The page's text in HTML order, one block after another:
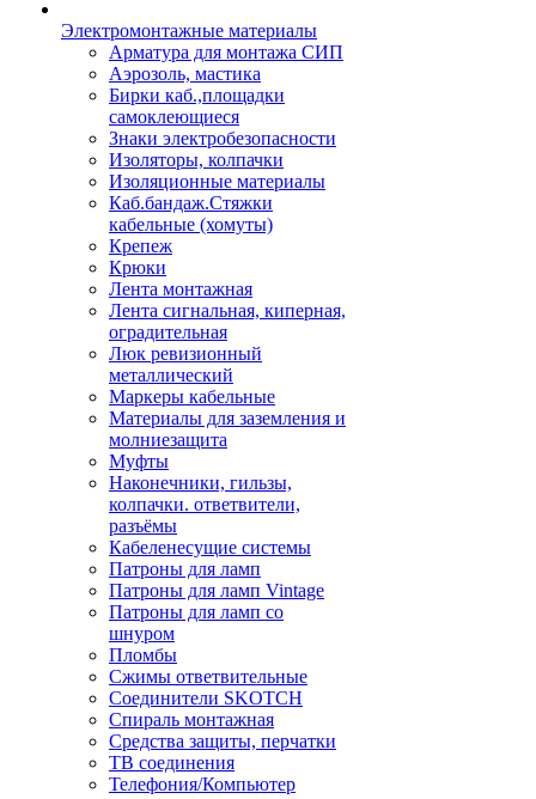
Электромонтажные материалы
Арматура для монтажа СИП
Аэрозоль, мастика
Бирки каб.,площадки
самоклеющиеся
Знаки электробезопасности
Изоляторы, колпачки
Изоляционные материалы
Каб.бандаж.Стяжки
кабельные (хомуты)
Крепеж
Крюки
Лента монтажная
Лента сигнальная, киперная,
оградительная
Люк ревизионный
металлический
Маркеры кабельные
Материалы для заземления и
молниезащита
Муфты
Наконечники, гильзы,
колпачки. ответвители,
разъёмы
Кабеленесущие системы
Патроны для ламп
Патроны для ламп Vintage
Патроны для ламп со
шнуром
Пломбы
Сжимы ответвительные
Соединители SKOTCH
Спираль монтажная
Средства защиты, перчатки
ТВ соединения
Телефония/Компьютер